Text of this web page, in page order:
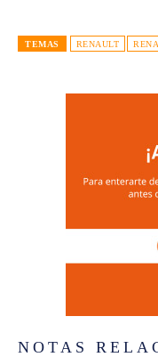
TEMAS RENAULT
NOTAS